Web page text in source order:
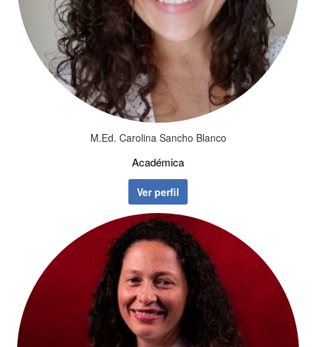
M.Ed. Carolina Sancho Blanco
Académica
Ver perfil